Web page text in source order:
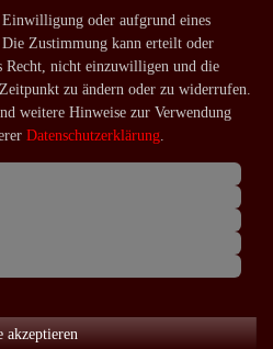
Service
Kontakt
Fragen
uns
oder aufgrund eines
Zustimmung kann erteilt oder
Recht, nicht einzuwilligen und die
zu ändern oder zu widerrufen.
weitere Hinweise zur Verwendung
Daten­schutz­erklärung.
akzeptieren